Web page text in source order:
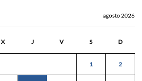
agosto 2026
X J V S D
1 2